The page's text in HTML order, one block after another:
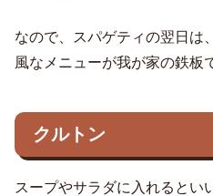
なので、スパゲティの翌日は
風なメニューが我が家の鉄板
クルトン
スープやサラダに入れるとい